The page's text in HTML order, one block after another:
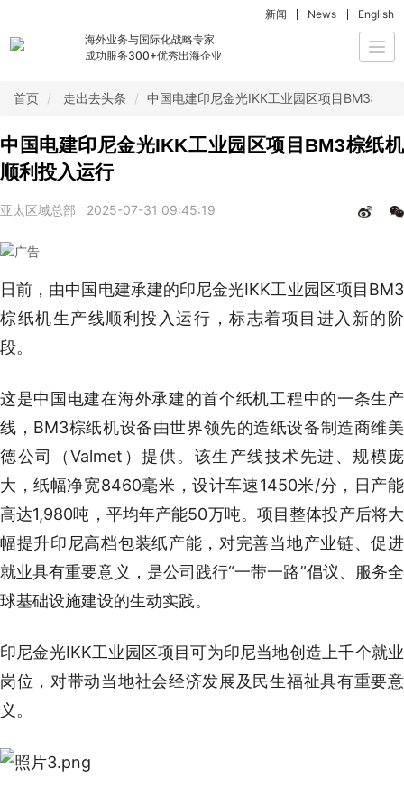
海外业务与国际化战略专家
成功服务300+优秀出海企业
新闻 News English
首页 走出去头条 中国电建印尼金光IKK工业园区项目BM3棕纸
中国电建印尼金光IKK工业园区项目BM3棕纸机
顺利投入运行
亚太区域总部 2025-07-31 09:45:19
日前，由中国电建承建的印尼金光IKK工业园区项目BM3
棕纸机生产线顺利投入运行，标志着项目进入新的阶
段。
这是中国电建在海外承建的首个纸机工程中的一条生产
线，BM3棕纸机设备由世界领先的造纸设备制造商维美
德公司（Valmet）提供。该生产线技术先进、规模庞
大，纸幅净宽8460毫米，设计车速1450米/分，日产能
高达1,980吨，平均年产能50万吨。项目整体投产后将大
幅提升印尼高档包装纸产能，对完善当地产业链、促进
就业具有重要意义，是公司践行“一带一路”倡议、服务全
球基础设施建设的生动实践。
印尼金光IKK工业园区项目可为印尼当地创造上千个就业
岗位，对带动当地社会经济发展及民生福祉具有重要意
义。